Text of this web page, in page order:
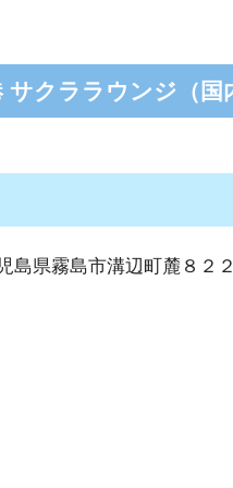
サクララウンジ（国
島県霧島市溝辺町麓８２２